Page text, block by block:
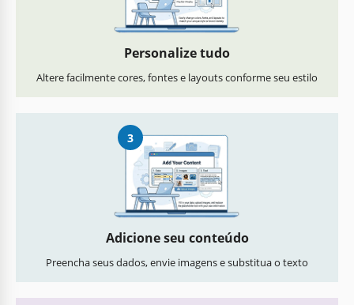
Personalize tudo
Altere facilmente cores, fontes e layouts conforme seu estilo
3
Adicione seu conteúdo
Preencha seus dados, envie imagens e substitua o texto